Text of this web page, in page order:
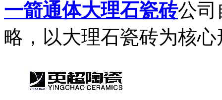
一箭通体大理石瓷砖公司
略，以大理石瓷砖为核